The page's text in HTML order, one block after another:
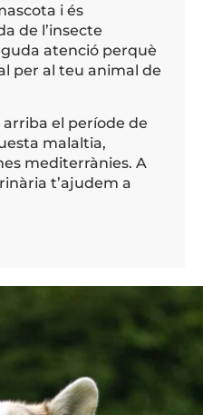
i és
de l’insecte
atenció perquè
per al teu animal de
arriba el període de
malaltia,
mediterrànies. A
t’ajudem a